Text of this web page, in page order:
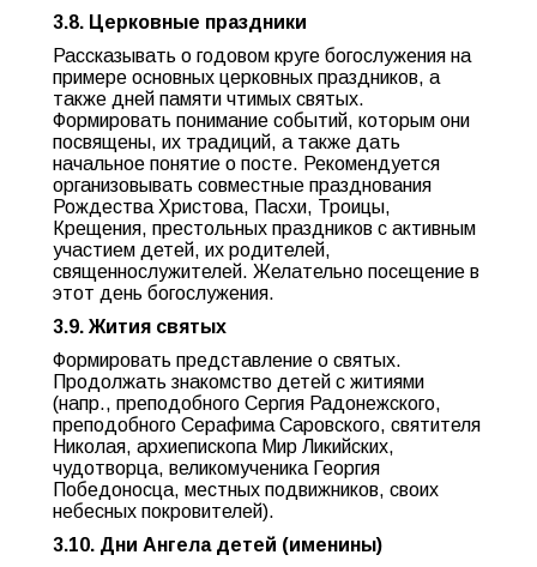
3.8. Церковные праздники
Рассказывать о годовом круге богослужения на
примере основных церковных праздников, а
также дней памяти чтимых святых.
Формировать понимание событий, которым они
посвящены, их традиций, а также дать
начальное понятие о посте. Рекомендуется
организовывать совместные празднования
Рождества Христова, Пасхи, Троицы,
Крещения, престольных праздников с активным
участием детей, их родителей,
священнослужителей. Желательно посещение в
этот день богослужения.
3.9. Жития святых
Формировать представление о святых.
Продолжать знакомство детей с житиями
(напр., преподобного Сергия Радонежского,
преподобного Серафима Саровского, святителя
Николая, архиепископа Мир Ликийских,
чудотворца, великомученика Георгия
Победоносца, местных подвижников, своих
небесных покровителей).
3.10. Дни Ангела детей (именины)